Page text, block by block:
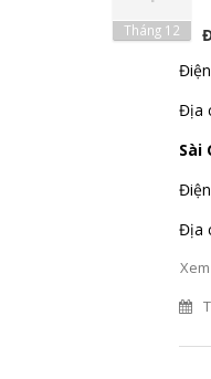
Tháng 12
Địa
Sài
Địa